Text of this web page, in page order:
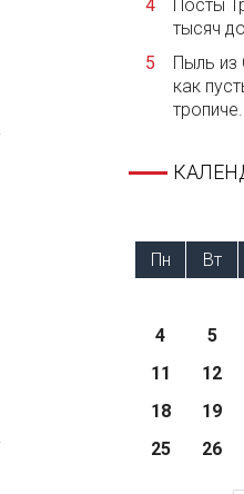
4
Посты
тысяч
5
Пыль из
как
тропиче...
Пн
Вт
4
5
11
12
18
19
25
26